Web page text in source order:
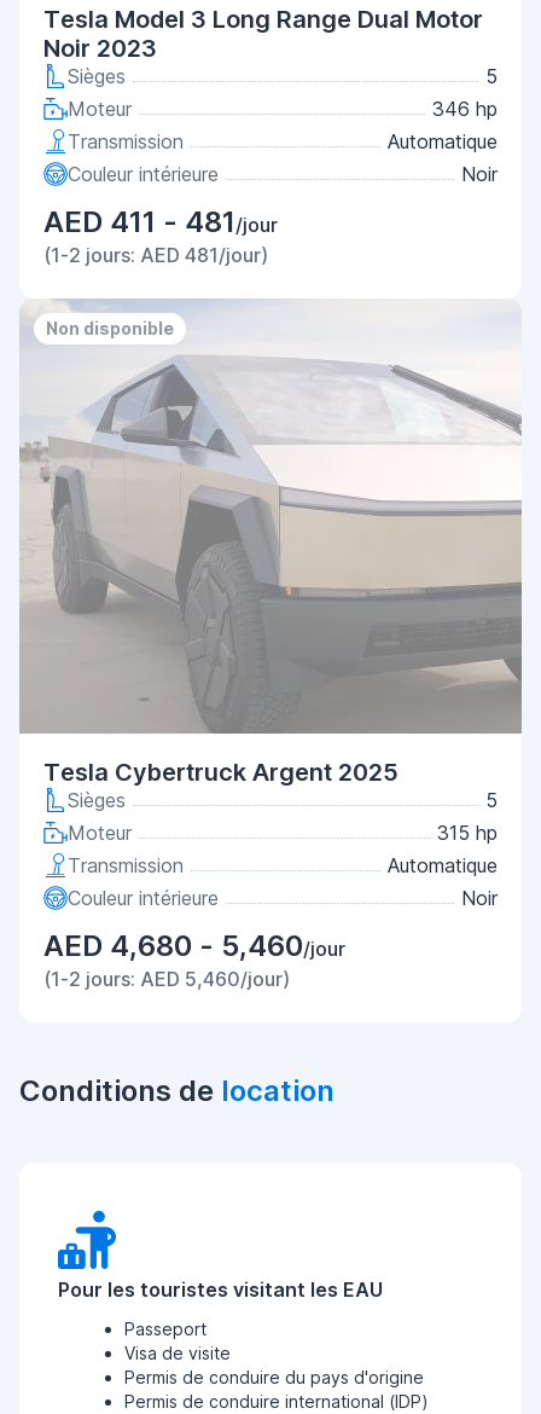
Tesla Model 3 Long Range Dual Motor
Noir 2023
Sièges
5
Moteur
346 hp
Transmission
Automatique
Couleur intérieure
Noir
AED 411 - 481/jour
(1-2 jours: AED 481/jour)
Non disponible
Tesla Cybertruck Argent 2025
Sièges
5
Moteur
315 hp
Transmission
Automatique
Couleur intérieure
Noir
AED 4,680 - 5,460/jour
(1-2 jours: AED 5,460/jour)
Conditions de location
Pour les touristes visitant les EAU
Passeport
Visa de visite
Permis de conduire du pays d'origine
Permis de conduire international (IDP)